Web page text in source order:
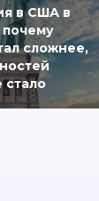
в США в
почему
сложнее,